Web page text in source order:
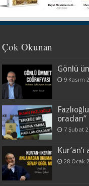
Çok Okunan
Gönlü
9 Kasım
oradan”
7 Şubat
28 Ocak